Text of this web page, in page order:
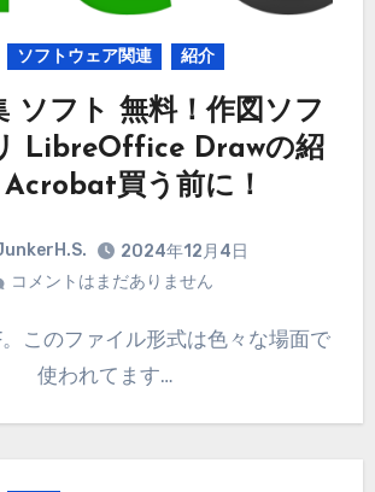
ソフトウェア関連 紹介
ソフト 無料！作図ソフ
LibreOffice Drawの紹
買う前に！
2024年12月4日
コメントはまだありません
使われてます…